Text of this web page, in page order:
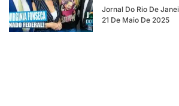
Jornal Do Rio De
21 De Maio De 2025